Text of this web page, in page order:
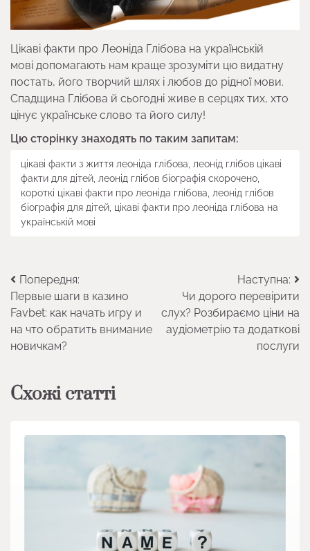
Цікаві факти про Леоніда Глібова на українській
мові допомагають нам краще зрозуміти цю видатну
постать, його творчий шлях і любов до рідної мови.
Спадщина Глібова й сьогодні живе в серцях тих, хто
цінує українське слово та його силу!
Цю сторінку знаходять по таким запитам:
цікаві факти з життя леоніда глібова, леонід глібов цікаві
факти для дітей, леонід глібов біографія скорочено,
короткі цікаві факти про леоніда глібова, леонід глібов
біографія для дітей, цікаві факти про леоніда глібова на
українській мові
Навігація
записів
Попередня:
Первые шаги в казино
Favbet: как начать игру и
на что обратить внимание
новичкам?
Наступна:
Чи дорого перевірити
слух? Розбираємо ціни на
аудіометрію та додаткові
послуги
Схожі статті